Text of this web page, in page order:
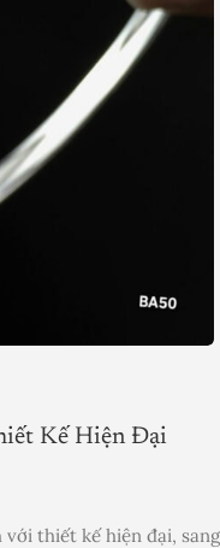
Kế Hiện Đại
với thiết kế hiện đại, sang